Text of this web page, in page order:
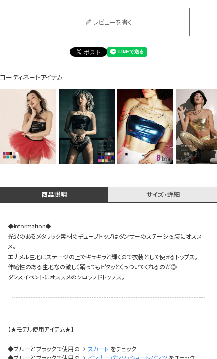
今活躍している多ジャンルダンサーさん×bombshellコラボ特集
レビューを書く
コーディネートアイテム
商品説明 サイズ・詳細
◆Information◆
光沢のあるメタリック素材のチューブトップはダンサーのステージ衣装にオスス
メ。
エナメル生地はステージの上でキラキラと輝くので衣装として使えるトップス。
伸縮性のある生地なの激しく踊ってもピタッとくっついてくれるのが◎
ダンスイベントにオススメのクロップドトップス。
【★モデル使用アイテム★】
◆ブルーとブラックで使用の⇒ スカート をチェック